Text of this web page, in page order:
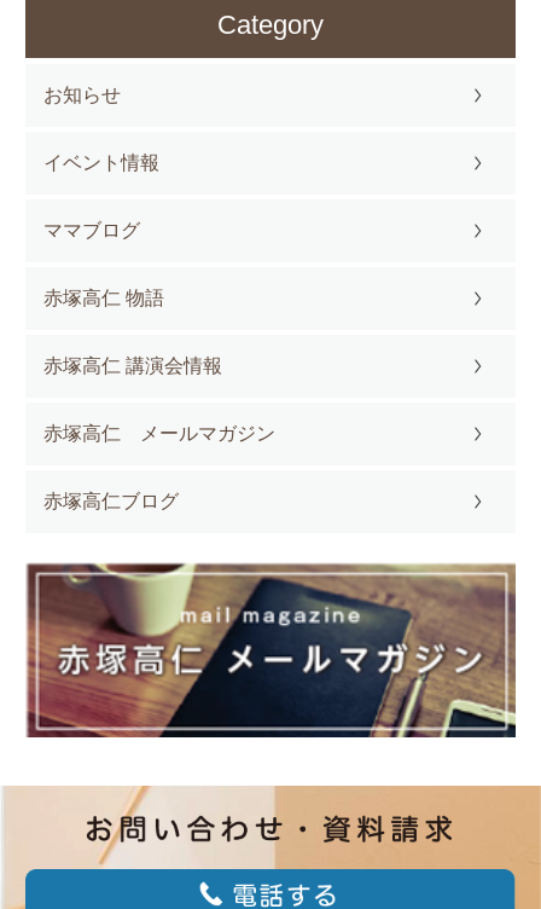
Category
お知らせ
イベント情報
ママブログ
赤塚高仁 物語
赤塚高仁 講演会情報
赤塚高仁 メールマガジン
赤塚高仁ブログ